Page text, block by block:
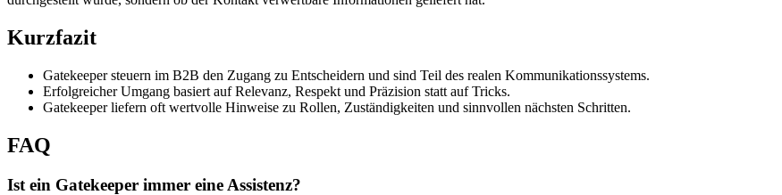
Kurzfazit
Gatekeeper steuern im B2B den Zugang zu Entscheidern und sind Teil des realen Kommunikationssystems.
Erfolgreicher Umgang basiert auf Relevanz, Respekt und Präzision statt auf Tricks.
Gatekeeper liefern oft wertvolle Hinweise zu Rollen, Zuständigkeiten und sinnvollen nächsten Schritten.
FAQ
Ist ein Gatekeeper immer eine Assistenz?